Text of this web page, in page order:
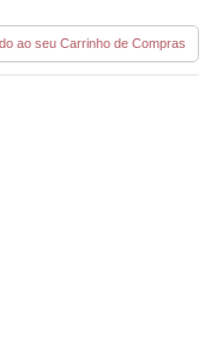
ao seu Carrinho de Compras